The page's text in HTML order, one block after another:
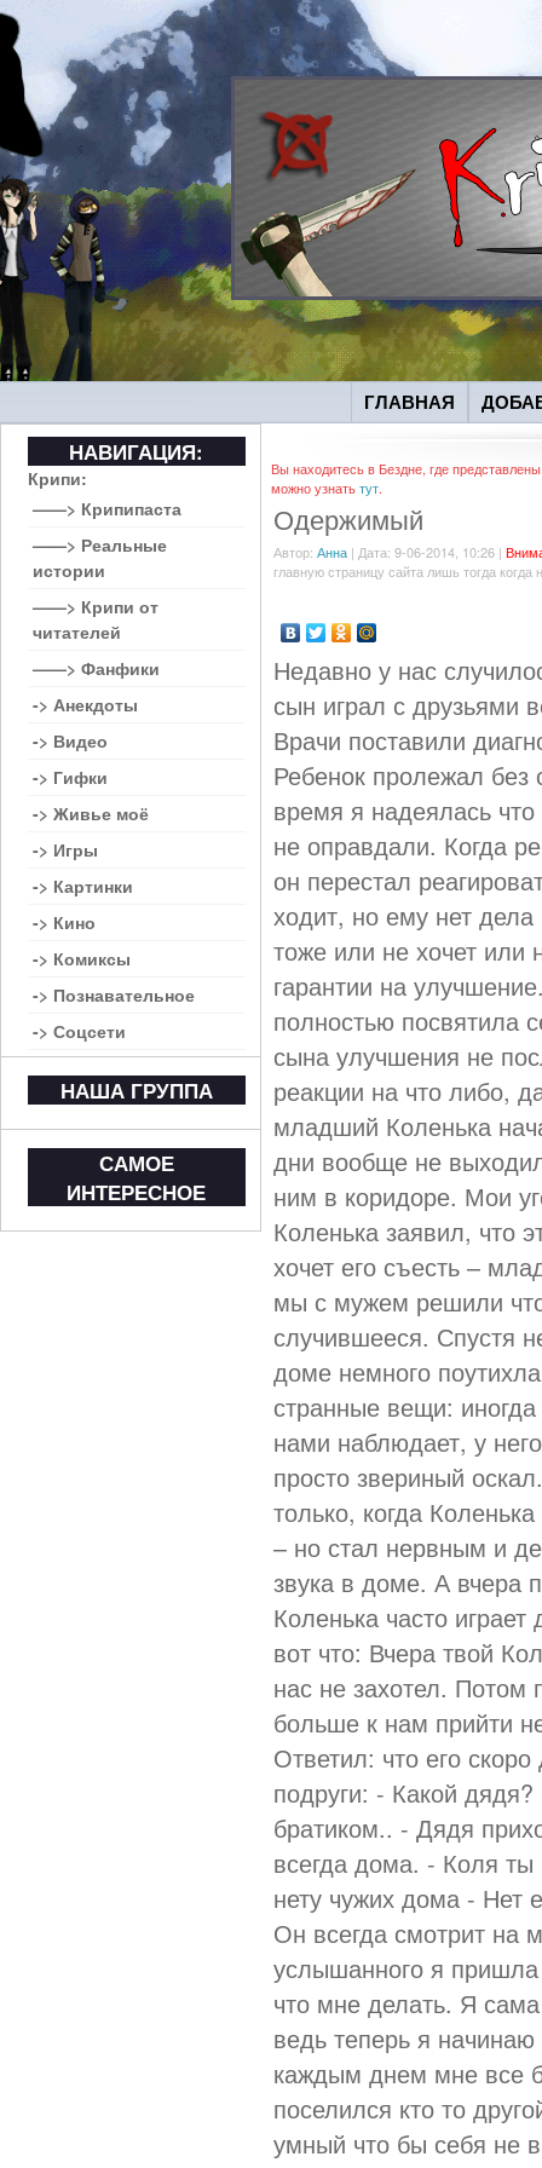
ГЛАВНАЯ
Вы находитесь в Бездне, где
можно узнатьтут.
Одержимый
Автор: Анна | Дата: 9-06-2014, 10:26 |
главную страницу сайта лишь тогда
Недавно у нас
сын играл с друзьями
Врачи поставили
Ребенок пролежал без
время я надеялась
не оправдали. Когда
он перестал
ходит, но ему нет
тоже или не хочет или
гарантии на
полностью посвятила
сына улучшения не
реакции на что либо,
младший Коленька
дни вообще не
ним в коридоре. Мои
Коленька заявил, что
хочет его съесть –
мы с мужем решили
случившееся. Спустя
доме немного
странные вещи:
нами наблюдает, у
просто звериный
только, когда
– но стал нервным и
звука в доме. А вчера
Коленька часто
вот что: Вчера твой
нас не захотел. Потом
больше к нам прийти
Ответил: что его
подруги: - Какой
братиком.. - Дядя
всегда дома. - Коля ты
нету чужих дома - Нет
Он всегда смотрит на
услышанного я
что мне делать. Я
ведь теперь я
каждым днем мне все
поселился кто то
умный что бы себя не
НАВИГАЦИЯ:
Крипи:
——> Крипипаста
——> Реальные
истории
——> Крипи от
читателей
——> Фанфики
-> Анекдоты
-> Видео
-> Гифки
-> Живье моё
-> Игры
-> Картинки
-> Кино
-> Комиксы
-> Познавательное
-> Соцсети
НАША ГРУППА
САМОЕ
ИНТЕРЕСНОЕ